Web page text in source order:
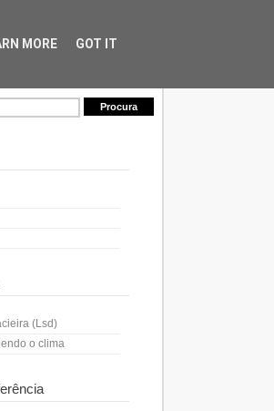
(Lsd)
o clima
MORE GOT IT